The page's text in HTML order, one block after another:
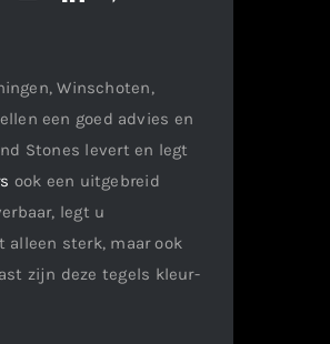
Winschoten,
een goed advies en
Stones levert en legt
ook een uitgebreid
legt u
alleen sterk, maar ook
zijn deze tegels kleur-